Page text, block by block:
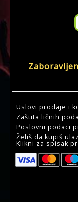
Uslovi prodaje i
Zaštita ličnih
Poslovni podaci
Želiš da kupiš
Klikni za spisak